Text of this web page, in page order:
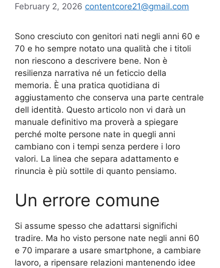
February 2, 2026 contentcore21@gmail.com
Sono cresciuto con genitori nati negli anni 60 e
70 e ho sempre notato una qualità che i titoli
non riescono a descrivere bene. Non è
resilienza narrativa né un feticcio della
memoria. È una pratica quotidiana di
aggiustamento che conserva una parte centrale
dell identità. Questo articolo non vi darà un
manuale definitivo ma proverà a spiegare
perché molte persone nate in quegli anni
cambiano con i tempi senza perdere i loro
valori. La linea che separa adattamento e
rinuncia è più sottile di quanto pensiamo.
Un errore comune
Si assume spesso che adattarsi significhi
tradire. Ma ho visto persone nate negli anni 60
e 70 imparare a usare smartphone, a cambiare
lavoro, a ripensare relazioni mantenendo idee